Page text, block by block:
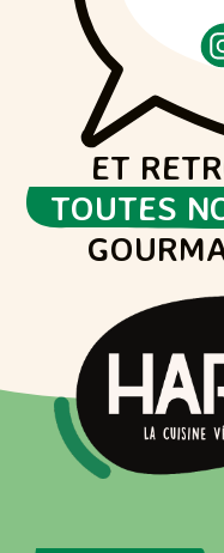
ET
TOUTES